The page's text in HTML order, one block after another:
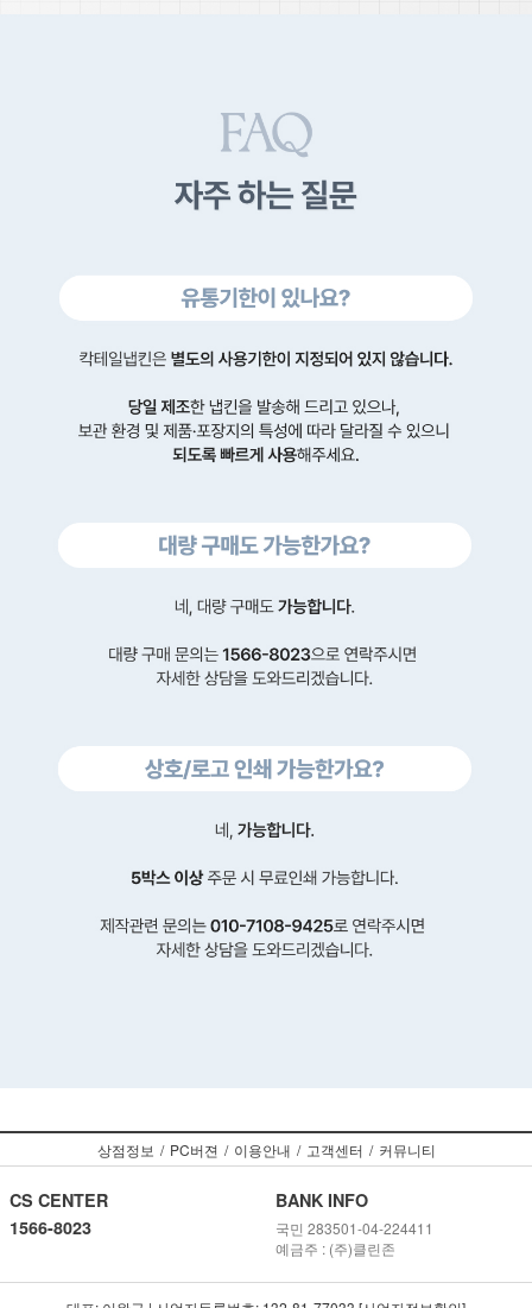
상점정보 / PC버젼 / 이용안내 / 고객센터 / 커뮤니티
CS CENTER
1566-8023
BANK INFO
국민 283501-04-224411
예금주 : (주)클린존